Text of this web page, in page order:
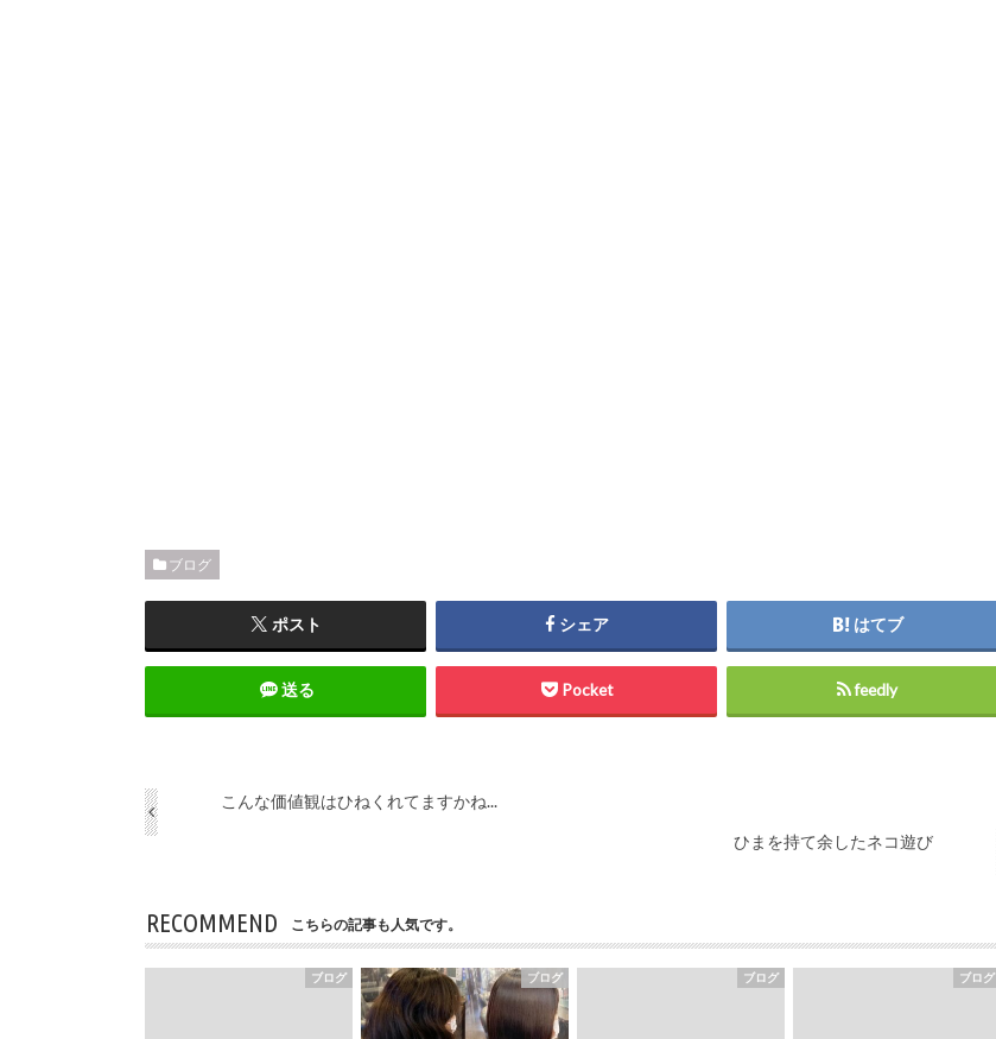
ブログ
ポスト シェア はてブ
送る Pocket feedly
こんな価値観はひねくれてますかね...
ひまを持て余したネコ遊び
RECOMMEND こちらの記事も人気です。
ブログ ブログ ブログ ブログ